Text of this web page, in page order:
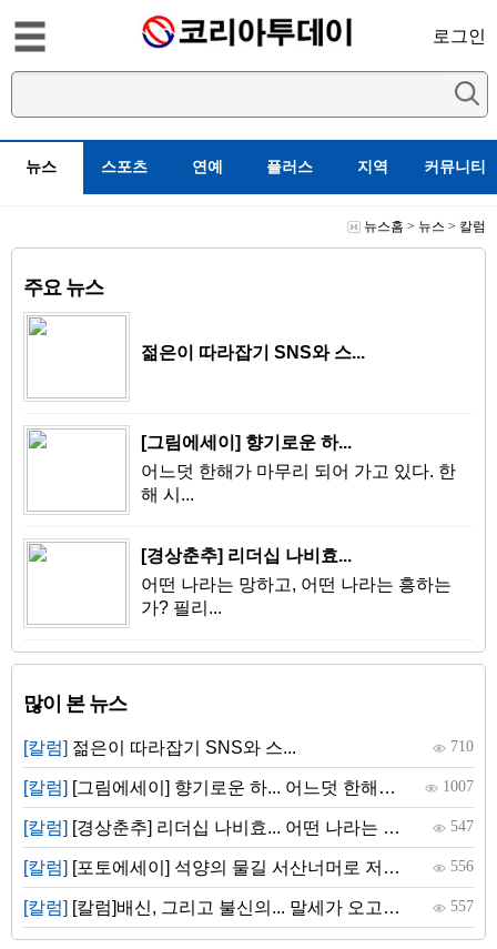
로그인
뉴스 스포츠 연예 플러스 지역 커뮤니티
뉴스홈 > 뉴스 > 칼럼
주요 뉴스
젊은이 따라잡기 SNS와 스...
[그림에세이] 향기로운 하...
어느덧 한해가 마무리 되어 가고 있다. 한
해 시...
[경상춘추] 리더십 나비효...
어떤 나라는 망하고, 어떤 나라는 흥하는
가? 필리...
많이 본 뉴스
[칼럼] 젊은이 따라잡기 SNS와 스... 710
[칼럼] [그림에세이] 향기로운 하... 어느덧 한해가 마무리 되어 가고 있다. 한 해 시... 1007
[칼럼] [경상춘추] 리더십 나비효... 어떤 나라는 망하고, 어떤 나라는 흥하는가? 필리... 547
[칼럼] [포토에세이] 석양의 물길 서산너머로 저녁 해가 지는 경남 밀양만. 바다로 난 ... 556
[칼럼] [칼럼]배신, 그리고 불신의... 말세가 오고있습니다. 다들 조심해야합니다. 세계... 557